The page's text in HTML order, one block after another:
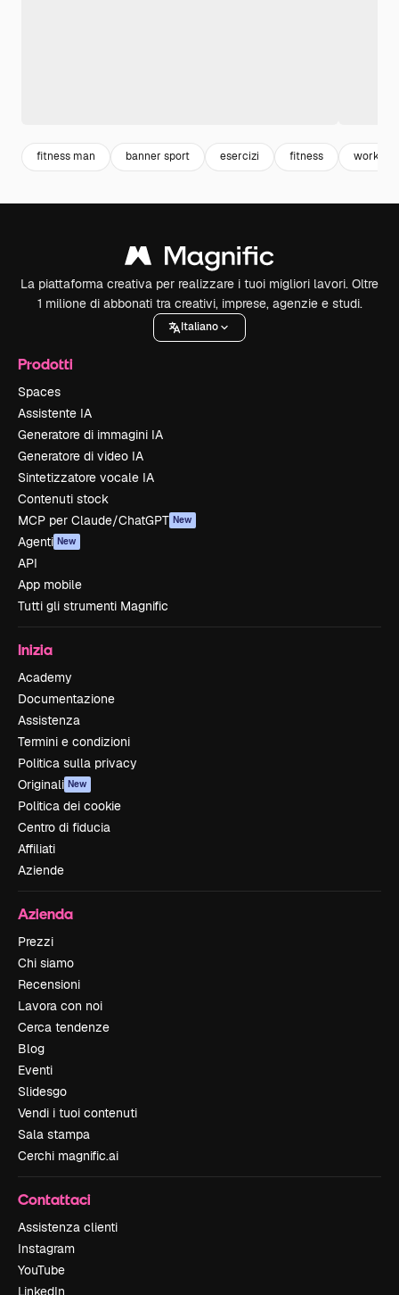
fitness man banner sport esercizi fitness workout
La piattaforma creativa per realizzare i tuoi migliori lavori. Oltre
1 milione di abbonati tra creativi, imprese, agenzie e studi.
Italiano
Prodotti
Spaces
Assistente IA
Generatore di immagini IA
Generatore di video IA
Sintetizzatore vocale IA
Contenuti stock
MCP per Claude/ChatGPT New
Agenti New
API
App mobile
Tutti gli strumenti Magnific
Inizia
Academy
Documentazione
Assistenza
Termini e condizioni
Politica sulla privacy
Originali New
Politica dei cookie
Centro di fiducia
Affiliati
Aziende
Azienda
Prezzi
Chi siamo
Recensioni
Lavora con noi
Cerca tendenze
Blog
Eventi
Slidesgo
Vendi i tuoi contenuti
Sala stampa
Cerchi magnific.ai
Contattaci
Assistenza clienti
Instagram
YouTube
LinkedIn